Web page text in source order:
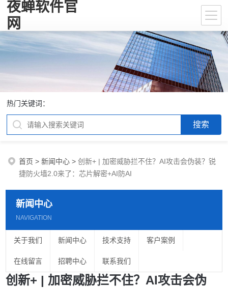
夜蝉软件官
网
热门关键词：
首页 >新闻中心 >创新+ | 加密威胁拦不住？AI攻击会伪装？锐
捷防火墙2.0来了：芯片解密+AI防AI
新闻中心
NAVIGATION
关于我们 新闻中心 技术支持 客户案例
在线留言 招聘中心 联系我们
创新+ | 加密威胁拦不住？AI攻击会伪